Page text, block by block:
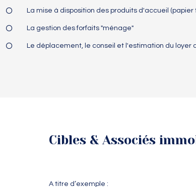
La mise à disposition des produits d'accueil
La gestion des forfaits "ménage"
Le déplacement, le conseil et l'estimation du loyer
Cibles & Associés
A titre d’exemple :